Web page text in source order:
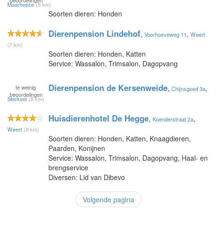
Maarheeze (6 km)
Soorten dieren: Honden
Dierenpension Lindehof, Voorhoeveweg 11, Weert
(7 km)
Soorten dieren: Honden, Katten
Service: Wassalon, Trimsalon, Dagopvang
te weinig
beoordelingen
Dierenpension de Kersenweide, Chijnsgoed 3a,
Sterksel (8 km)
Huisdierenhotel De Hegge, Koenderstraat 2a,
Weert (8 km)
Soorten dieren: Honden, Katten, Knaagdieren,
Paarden, Konijnen
Service: Wassalon, Trimsalon, Dagopvang, Haal- en
brengservice
Diversen: Lid van Dibevo
Volgende pagina